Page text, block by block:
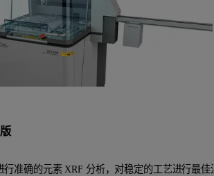
行准确的元素 XRF 分析，对稳定的工艺进行最佳